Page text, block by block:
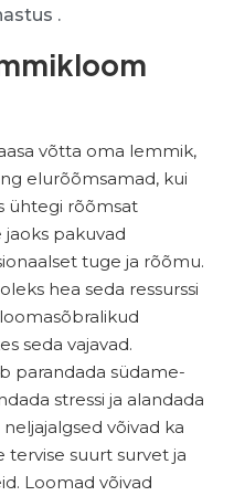
.
võtta oma lemmik,
elurõõmsamad, kui
ühtegi rõõmsat
jaoks pakuvad
tuge ja rõõmu.
hea seda ressurssi
seda vajavad.
parandada südame-
stressi ja alandada
võivad ka
tervise suurt survet ja
Loomad võivad